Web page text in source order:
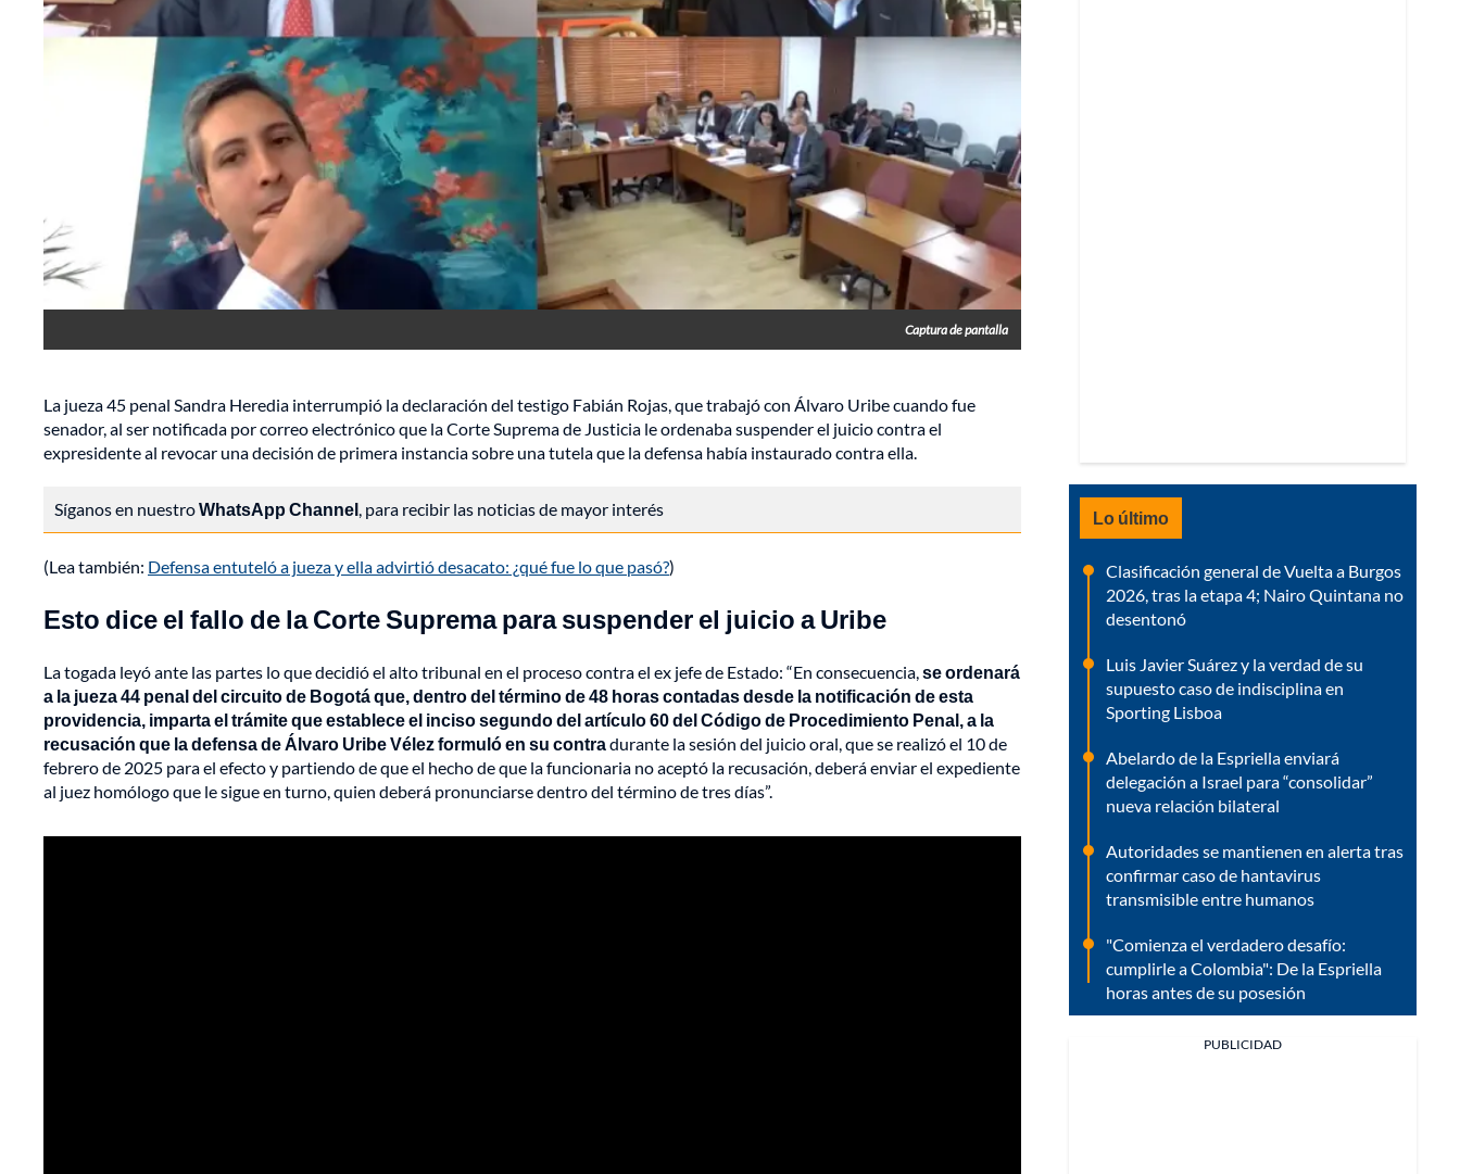
Captura de pantalla
La jueza 45 penal Sandra Heredia interrumpió la declaración del testigo Fabián Rojas, que trabajó con Álvaro Uribe cuando fue
senador, al ser notificada por correo electrónico que la Corte Suprema de Justicia le ordenaba suspender el juicio contra el
expresidente al revocar una decisión de primera instancia sobre una tutela que la defensa había instaurado contra ella.
Síganos en nuestroWhatsApp Channel, para recibir las noticias de mayor interés
(Lea también: Defensa entuteló a jueza y ella advirtió desacato: ¿qué fue lo que pasó?)
Esto dice el fallo de la Corte Suprema para suspender el juicio a Uribe
La togada leyó ante las partes lo que decidió el alto tribunal en el proceso contra el ex jefe de Estado: “En consecuencia,se ordenará
a la jueza 44 penal del circuito de Bogotá que, dentro del término de 48 horas contadas desde la notificación de esta
providencia, imparta el trámite que establece el inciso segundo del artículo 60 del Código de Procedimiento Penal, a la
recusación que la defensa de Álvaro Uribe Vélez formuló en su contradurante la sesión del juicio oral, que se realizó el 10 de
febrero de 2025 para el efecto y partiendo de que el hecho de que la funcionaria no aceptó la recusación, deberá enviar el expediente
al juez homólogo que le sigue en turno, quien deberá pronunciarse dentro del término de tres días”.
Lo último
Clasificación general de Vuelta a Burgos
2026, tras la etapa 4; Nairo Quintana no
desentonó
Luis Javier Suárez y la verdad de su
supuesto caso de indisciplina en
Sporting Lisboa
Abelardo de la Espriella enviará
delegación a Israel para “consolidar”
nueva relación bilateral
Autoridades se mantienen en alerta tras
confirmar caso de hantavirus
transmisible entre humanos
"Comienza el verdadero desafío:
cumplirle a Colombia": De la Espriella
horas antes de su posesión
PUBLICIDAD